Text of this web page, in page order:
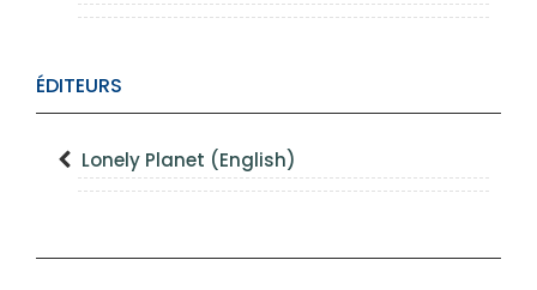
ÉDITEURS
Lonely Planet (English)